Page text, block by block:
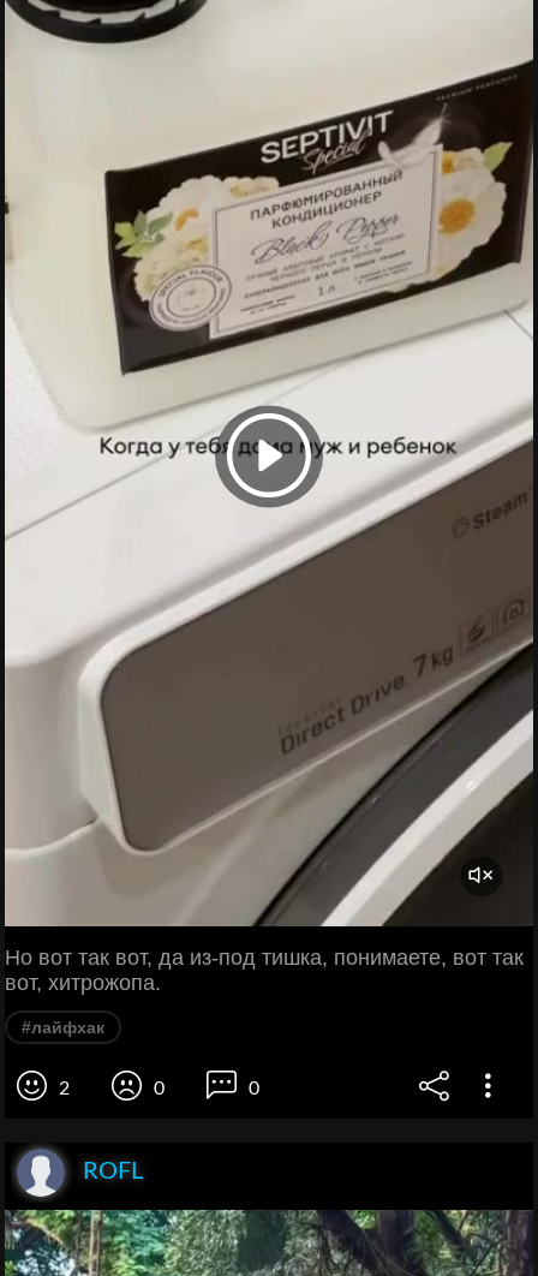
Но вот так вот, да из-под тишка, понимаете, вот так
вот, хитрожопа.
#лайфхак
2 0 0
ROFL